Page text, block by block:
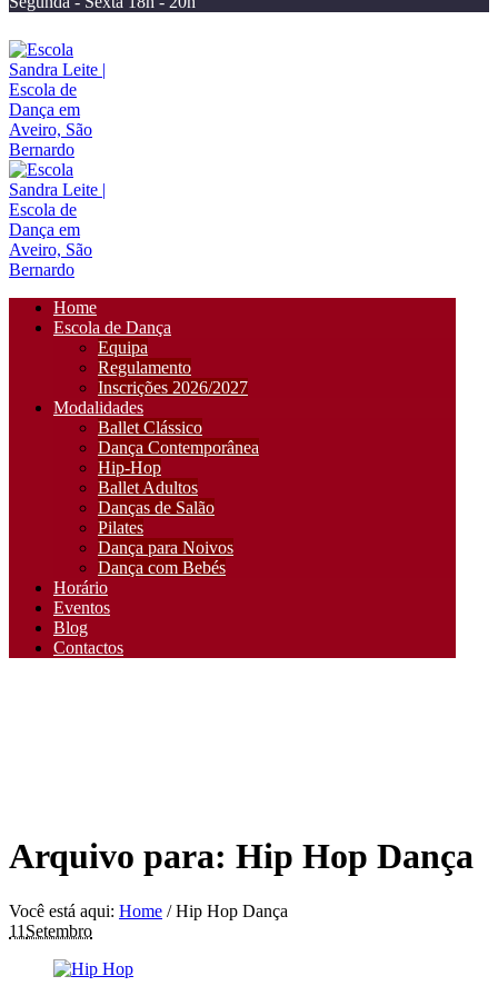
Home
Escola de Dança
Equipa
Regulamento
Inscrições 2026/2027
Modalidades
Ballet Clássico
Dança Contemporânea
Hip-Hop
Ballet Adultos
Danças de Salão
Pilates
Dança para Noivos
Dança com Bebés
Horário
Eventos
Blog
Contactos
Arquivo para: Hip Hop Dança
Você está aqui: Home /Hip Hop Dança
11 Setembro